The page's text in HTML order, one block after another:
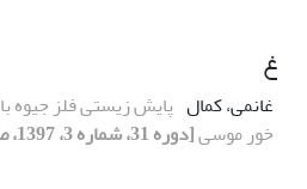
غ
غانمی، کمال پایش زیستی فلز جیوه
خور موسی[دوره 31، شماره 3، 1397، صفحه 340-351]